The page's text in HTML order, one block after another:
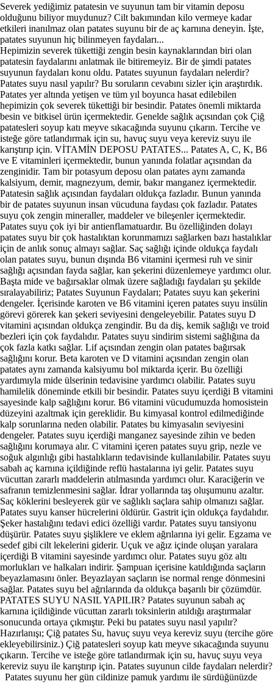
Severek yediğimiz patatesin ve suyunun tam bir vitamin deposu
olduğunu biliyor muydunuz? Cilt bakımından kilo vermeye kadar
etkileri inanılmaz olan patates suyunu bir de aç karnına deneyin. İşte,
patates suyunun hiç bilinmeyen faydaları...
Hepimizin severek tükettiği zengin besin kaynaklarından biri olan
patatesin faydalarını anlatmak ile bitiremeyiz. Bir de şimdi patates
suyunun faydaları konu oldu. Patates suyunun faydaları nelerdir?
Patates suyu nasıl yapılır? Bu soruların cevabını sizler için araştırdık.
Patates yer altında yetişen ve tüm yıl boyunca hasat edilebilen
hepimizin çok severek tükettiği bir besindir. Patates önemli miktarda
besin ve bitkisel ürün içermektedir. Genelde sağlık açısından çok Çiğ
patatesleri soyup katı meyve sıkacağında suyunu çıkarın. Tercihe ve
isteğe göre tatlandırmak için su, havuç suyu veya kereviz suyu ile
karıştırıp için. VİTAMİN DEPOSU PATATES... Patates A, C, K, B6
ve E vitaminleri içermektedir, bunun yanında folatlar açısından da
zenginidir. Tam bir potasyum deposu olan patates aynı zamanda
kalsiyum, demir, magnezyum, demir, bakır manganez içermektedir.
Patatesin sağlık açısından faydaları oldukça fazladır. Bunun yanında
bir de patates suyunun insan vücuduna faydası çok fazladır. Patates
suyu çok zengin mineraller, maddeler ve bileşenler içermektedir.
Patates suyu çok iyi bir antienflamatuardır. Bu özelliğinden dolayı
patates suyu bir çok hastalıktan korunmamızı sağlarken bazı hastalıklar
için de anlık sonuç almayı sağlar. Saç sağlığı içinde oldukça faydalı
olan patates suyu, bunun dışında B6 vitamini içermesi ruh ve sinir
sağlığı açısından fayda sağlar, kan şekerini düzenlemeye yardımcı olur.
Başta mide ve bağırsaklar olmak üzere sağladığı faydaları şu şekilde
sıralayabiliriz; Patates Suyunun Faydaları; Patates suyu kan şekerini
dengeler. İçerisinde karoten ve B6 vitamini içeren patates suyu insülin
görevi görerek kan şekeri seviyesini dengeleyebilir. Patates suyu D
vitamini açısından oldukça zengindir. Bu da diş, kemik sağlığı ve troid
bezleri için çok faydalıdır. Patates suyu sindirim sistemi sağlığına da
çok fazla katkı sağlar. Lif açısından zengin olan patates bağırsak
sağlığını korur. Beta karoten ve D vitamini açısından zengin olan
patates aynı zamanda kalsiyumu bol miktarda içerir. Bu özelliği
yardımıyla mide ülserinin tedavisine yardımcı olabilir. Patates suyu
hamilelik döneminde etkili bir besindir. Patates suyu içerdiği B vitamini
sayesinde kalp sağlığını korur. B6 vitamini vücudumuzda homosistein
düzeyini azaltmak için gereklidir. Bu kimyasal kontrol edilmediğinde
kalp sorunlarına neden olabilir. Patates bu kimyasalın seviyesini
dengeler. Patates suyu içerdiği manganez sayesinde zihin ve beden
sağlığını korumaya alır. C vitamini içeren patates suyu grip, nezle ve
soğuk algınlığı gibi hastalıkların tedavisinde kullanılabilir. Patates suyu
sabah aç karnına içildiğinde reflü hastalarına iyi gelir. Patates suyu
vücuttan zararlı maddelerin atılmasında yardımcı olur. Karaciğerin ve
safranın temizlenmesini sağlar. İdrar yollarında taş oluşumunu azaltır.
Saç köklerini besleyerek gür ve sağlıklı saçlara sahip olmanızı sağlar.
Patates suyu kanser hücrelerini öldürür. Gastrit için oldukça faydalıdır.
Şeker hastalığını tedavi edici özelliği vardır. Patates suyu tansiyonu
düşürür. Patates suyu şişliklere ve eklem ağrılarına iyi gelir. Egzama ve
sedef gibi cilt lekelerini giderir. Uçuk ve ağız içinde oluşan yaralara
içerdiği B vitamini sayesinde yardımcı olur. Patates suyu göz altı
morlukları ve halkaları indirir. Şampuan içerisine katıldığında saçların
beyazlamasını önler. Beyazlayan saçların ise normal renge dönmesini
sağlar. Patates suyu bel ağrılarında da oldukça başarılı bir çözümdür.
PATATES SUYU NASIL YAPILIR? Patates suyunun sabah aç
karnına içildiğinde vücuttan zararlı toksinlerin atıldığı araştırmalar
sonucunda ortaya çıkmıştır. Peki bu patates suyu nasıl yapılır?
Hazırlanışı; Çiğ patates Su, havuç suyu veya kereviz suyu (tercihe göre
ekleyebilirsiniz.) Çiğ patatesleri soyup katı meyve sıkacağında suyunu
çıkarın. Tercihe ve isteğe göre tatlandırmak için su, havuç suyu veya
kereviz suyu ile karıştırıp için. Patates suyunun cilde faydaları nelerdir?
Patates suyunu her gün cildinize pamuk yardımı ile sürdüğünüzde